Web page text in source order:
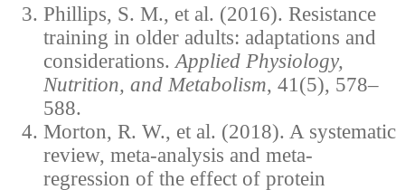
Phillips, S. M., et al. (2016). Resistance
training in older adults: adaptations and
considerations.Applied Physiology,
Nutrition, and Metabolism, 41(5), 578–
588.
Morton, R. W., et al. (2018). A systematic
review, meta-analysis and meta-
regression of the effect of protein